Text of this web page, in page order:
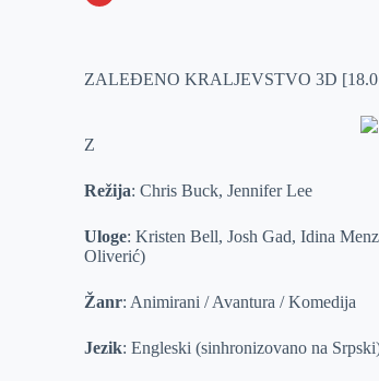
e
I
s
p
a
l
ZALEĐENO KRALJEVSTVO 3D
Z
Režija: Chris Buck, Jennifer Lee
Uloge: Kristen Bell, Josh Gad, Idina
Oliverić)
Žanr: Animirani / Avantura / Komedija
Jezik: Engleski (sinhronizovano na